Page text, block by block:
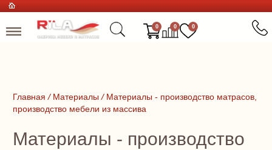
0 0 0
Главная / Материалы / Материалы - производство матрасов,
производство мебели из массива
Материалы - производство